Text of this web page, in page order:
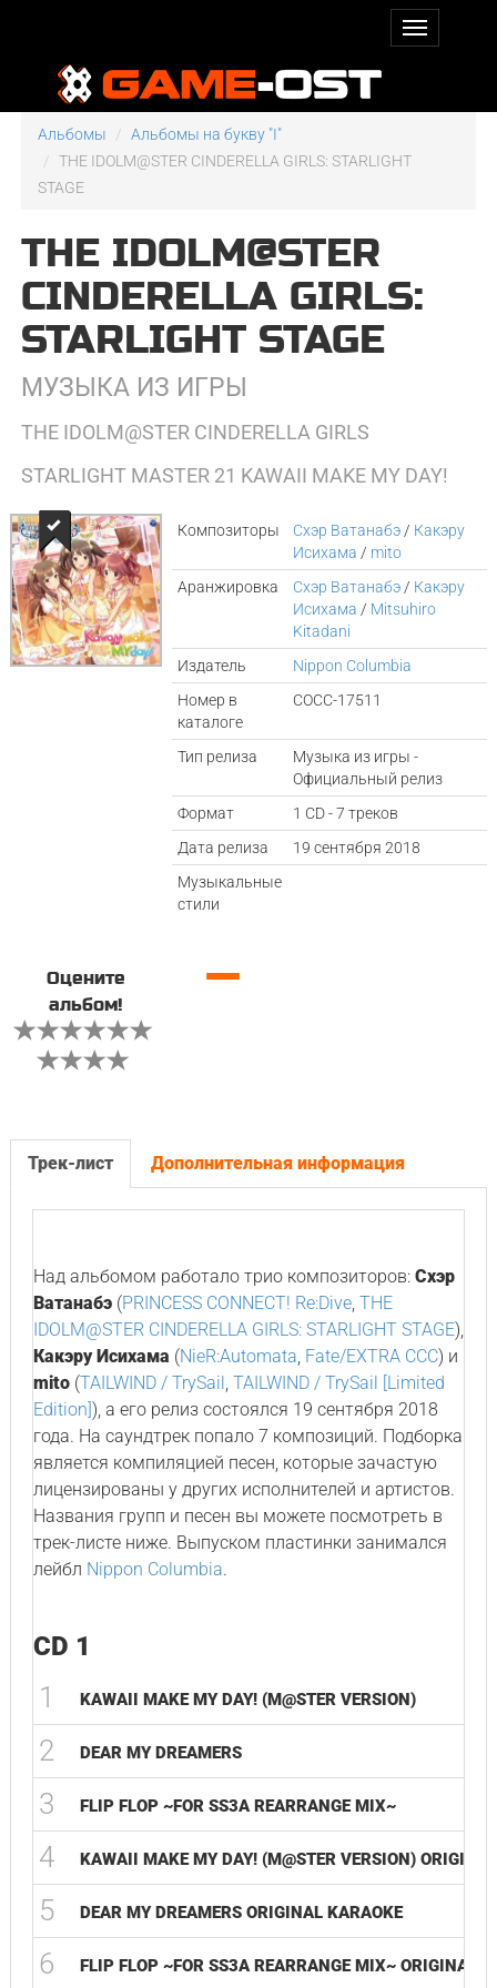
Альбомы
Альбомы на букву "I"
THE IDOLM@STER CINDERELLA GIRLS: STARLIGHT
STAGE
THE IDOLM@STER
CINDERELLA GIRLS:
STARLIGHT STAGE
МУЗЫКА ИЗ ИГРЫ
THE IDOLM@STER CINDERELLA GIRLS
STARLIGHT MASTER 21 KAWAII MAKE MY DAY!
Композиторы Cхэр Ватанабэ / Какэру
Исихама / mito
Аранжировка
Cхэр Ватанабэ / Какэру
Исихама / Mitsuhiro
Kitadani
Издатель
Nippon Columbia
Номер в
каталоге
COCC-17511
Тип релиза
Музыка из игры -
Официальный релиз
Формат
1 CD - 7 треков
Дата релиза
19 сентября 2018
Музыкальные
стили
Оцените
альбом!
—
Трек-лист Дополнительная информация
Над альбомом работало трио композиторов: Cхэр
Ватанабэ(PRINCESS CONNECT! Re:Dive, THE
IDOLM@STER CINDERELLA GIRLS: STARLIGHT STAGE),
Какэру Исихама (NieR:Automata, Fate/EXTRA CCC) и
mito(TAILWIND / TrySail, TAILWIND / TrySail [Limited
Edition]), а его релиз состоялся 19 сентября 2018
года. На саундтрек попало 7 композиций. Подборка
является компиляцией песен, которые зачастую
лицензированы у других исполнителей и артистов.
Названия групп и песен вы можете посмотреть в
трек-листе ниже. Выпуском пластинки занимался
лейбл Nippon Columbia.
CD 1
1 KAWAII MAKE MY DAY! (M@STER VERSION)
2 DEAR MY DREAMERS
3 FLIP FLOP ~FOR SS3A REARRANGE MIX~
4 KAWAII MAKE MY DAY! (M@STER VERSION)
5 DEAR MY DREAMERS ORIGINAL KARAOKE
6 FLIP FLOP ~FOR SS3A REARRANGE MIX~ ORIGINAL